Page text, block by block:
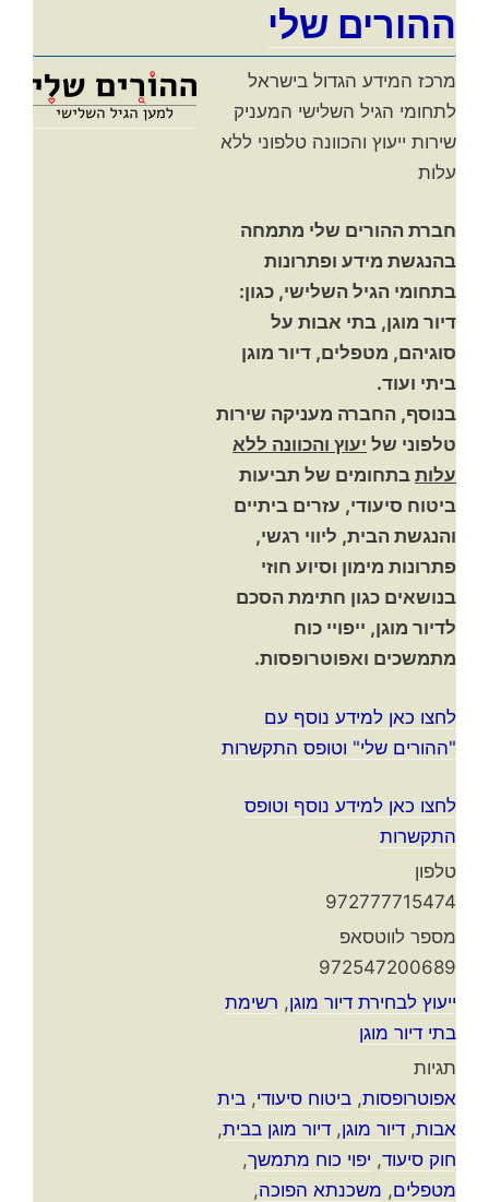
ההורים שלי
מרכז המידע הגדול בישראל
לתחומי הגיל השלישי המעניק
שירות ייעוץ והכוונה טלפוני ללא
עלות
חברת ההורים שלי מתמחה
בהנגשת מידע ופתרונות
בתחומי הגיל השלישי, כגון:
דיור מוגן, בתי אבות על
סוגיהם, מטפלים, דיור מוגן
ביתי ועוד.
בנוסף, החברה מעניקה שירות
טלפוני של יעוץ והכוונה ללא
עלות בתחומים של תביעות
ביטוח סיעודי, עזרים ביתיים
והנגשת הבית, ליווי רגשי,
פתרונות מימון וסיוע חוזי
בנושאים כגון חתימת הסכם
לדיור מוגן, ייפויי כוח
מתמשכים ואפוטרופסות.
לחצו כאן למידע נוסף עם
"ההורים שלי" וטופס התקשרות
לחצו כאן למידע נוסף וטופס
התקשרות
טלפון
972777715474
מספר לווטסאפ
972547200689
ייעוץ לבחירת דיור מוגן, רשימת
בתי דיור מוגן
תגיות
אפוטרופסות, ביטוח סיעודי, בית
אבות, דיור מוגן, דיור מוגן בבית,
חוק סיעוד, יפוי כוח מתמשך,
מטפלים, משכנתא הפוכה,